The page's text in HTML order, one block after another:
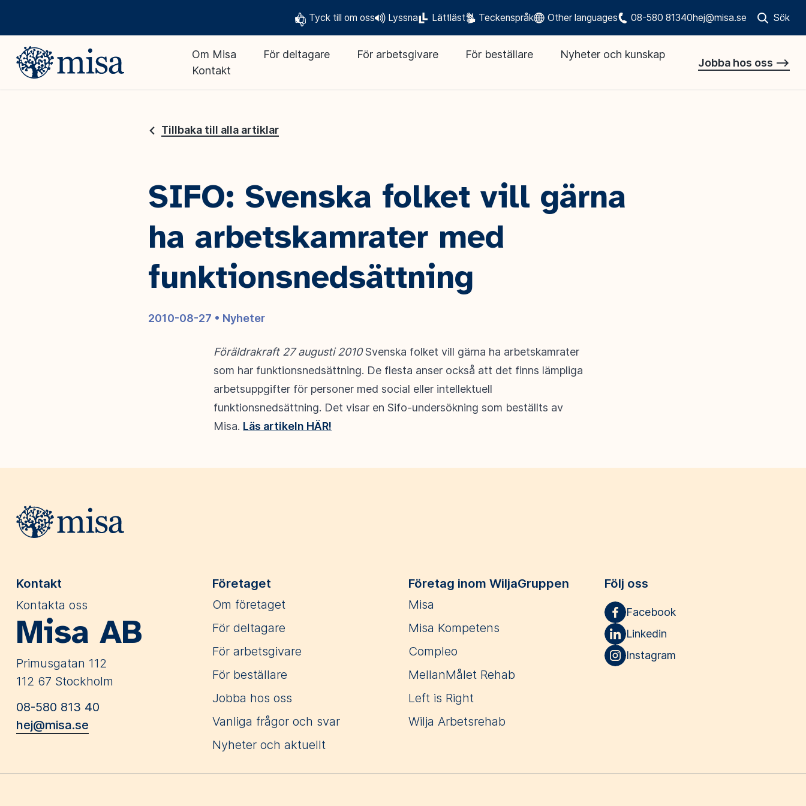
Tyck till om oss Lyssna Lättläst Teckenspråk Other languages 08-580 81340hej@misa.se Sök
Öppna
Om Misa För deltagare För arbetsgivare För beställare
Nyheter och kunskap
Kontakt
Jobba hos oss -->
Tillbaka till alla artiklar
SIFO: Svenska folket vill gärna
ha arbetskamrater med
funktionsnedsättning
2010-08-27 • Nyheter
Föräldrakraft 27 augusti 2010Svenska folket vill gärna ha arbetskamrater
som har funktionsnedsättning. De flesta anser också att det finns lämpliga
arbetsuppgifter för personer med social eller intellektuell
funktionsnedsättning. Det visar en Sifo-undersökning som beställts av
Misa. Läs artikeln HÄR!
Webbplatsens sidfot
Kontakt
Kontakta oss
Misa AB
Primusgatan 112
112 67 Stockholm
08-580 813 40
hej@misa.se
Företaget
Om företaget
För deltagare
För arbetsgivare
För beställare
Jobba hos oss
Vanliga frågor och svar
Nyheter och aktuellt
Företag inom WiljaGruppen
Misa
Misa Kompetens
Compleo
MellanMålet Rehab
Left is Right
Wilja Arbetsrehab
Följ oss
Facebook
Linkedin
Instagram